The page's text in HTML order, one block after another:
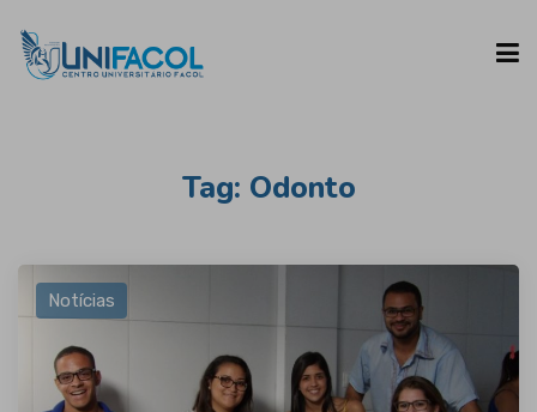
ESPAÇO DO ALUNO
CONTATO
Tag: Odonto
Notícias